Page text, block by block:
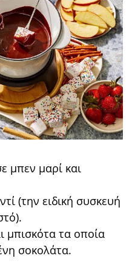
μπεν μαρί και
(την ειδική συσκευή
μπισκότα τα οποία
σοκολάτα.